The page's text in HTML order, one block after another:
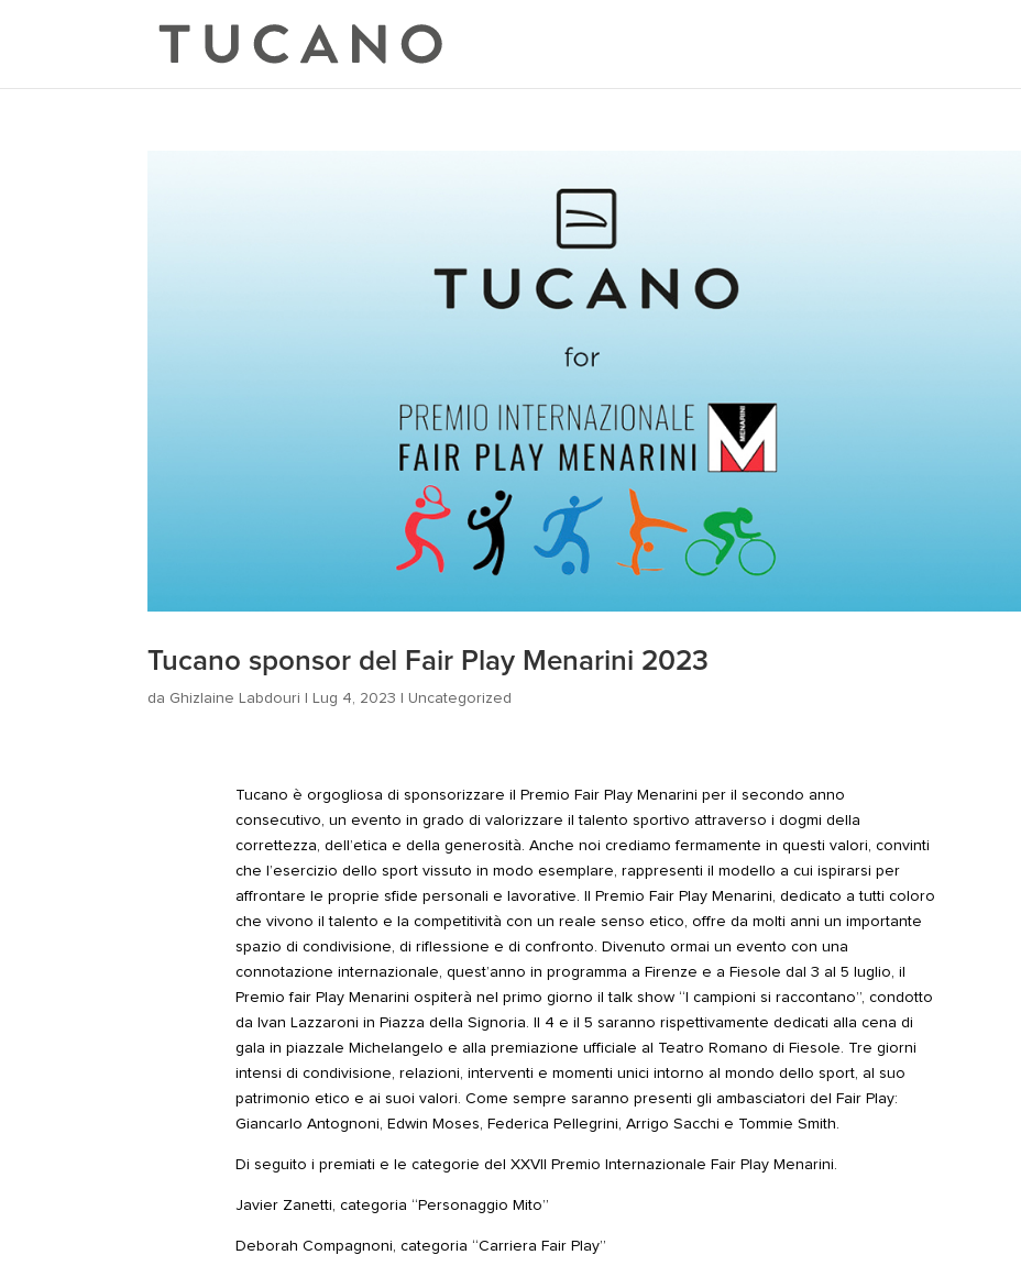
Tucano sponsor del Fair Play Menarini 2023
da Ghizlaine Labdouri | Lug 4, 2023 | Uncategorized
Tucano è orgogliosa di sponsorizzare il Premio Fair Play Menarini per il secondo anno
consecutivo, un evento in grado di valorizzare il talento sportivo attraverso i dogmi della
correttezza, dell’etica e della generosità. Anche noi crediamo fermamente in questi valori, convinti
che l’esercizio dello sport vissuto in modo esemplare, rappresenti il modello a cui ispirarsi per
affrontare le proprie sfide personali e lavorative. Il Premio Fair Play Menarini, dedicato a tutti coloro
che vivono il talento e la competitività con un reale senso etico, offre da molti anni un importante
spazio di condivisione, di riflessione e di confronto. Divenuto ormai un evento con una
connotazione internazionale, quest’anno in programma a Firenze e a Fiesole dal 3 al 5 luglio, il
Premio fair Play Menarini ospiterà nel primo giorno il talk show “I campioni si raccontano”, condotto
da Ivan Lazzaroni in Piazza della Signoria. Il 4 e il 5 saranno rispettivamente dedicati alla cena di
gala in piazzale Michelangelo e alla premiazione ufficiale al Teatro Romano di Fiesole. Tre giorni
intensi di condivisione, relazioni, interventi e momenti unici intorno al mondo dello sport, al suo
patrimonio etico e ai suoi valori. Come sempre saranno presenti gli ambasciatori del Fair Play:
Giancarlo Antognoni, Edwin Moses, Federica Pellegrini, Arrigo Sacchi e Tommie Smith.
Di seguito i premiati e le categorie del XXVII Premio Internazionale Fair Play Menarini.
Javier Zanetti, categoria “Personaggio Mito”
Deborah Compagnoni, categoria “Carriera Fair Play”